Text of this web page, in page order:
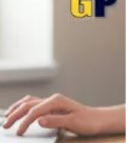
Aleluia! Bom mês
chão e olhos para o céu!
Sebastião do Rio de